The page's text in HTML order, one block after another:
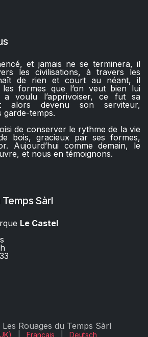
et jamais ne se terminera, il
les civilisations, à travers les
naît de rien et court au néant, il
les formes que l’on veut bien lui
a voulu l’apprivoiser, ce fut sa
alors devenu son serviteur,
garde-temps.
de conserver le rythme de la vie
bois, gracieux par ses formes,
Aujourd’hui comme demain, le
et nous en témoignons.
Sàrl
Le Castel​​
Rouages du Temps Sàrl
Français Deutsch